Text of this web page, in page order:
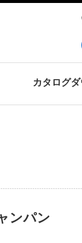
カタログ
ンパン